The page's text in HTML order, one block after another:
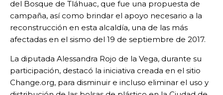
del Bosque de Tláhuac, que fue una propuesta de
campaña, así como brindar el apoyo necesario a la
reconstrucción en esta alcaldía, una de las más
afectadas en el sismo del 19 de septiembre de 2017.
La diputada Alessandra Rojo de la Vega, durante su
participación, destacó la iniciativa creada en el sitio
Change.org, para disminuir e incluso eliminar el uso y